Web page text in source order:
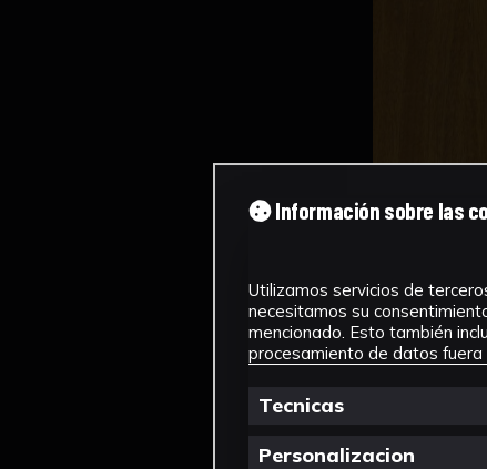
Información sobre las
Utilizamos servicios de
necesitamos su
mencionado. Esto también
procesamiento de datos fuera
Tecnicas
Personalizacion